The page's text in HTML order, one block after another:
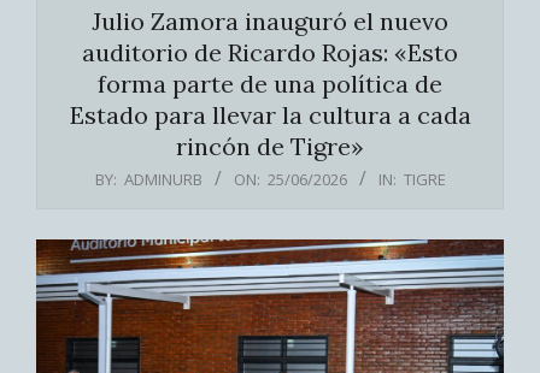
Julio Zamora inauguró el nuevo
auditorio de Ricardo Rojas: «Esto
forma parte de una política de
Estado para llevar la cultura a cada
rincón de Tigre»
BY: ADMINURB ON: 25/06/2026 IN: TIGRE